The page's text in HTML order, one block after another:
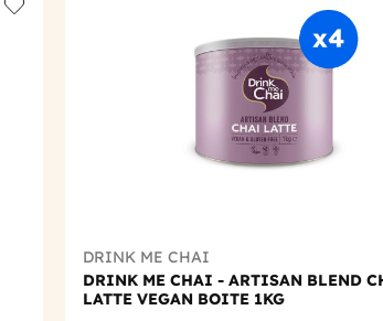
DRINK ME CHAI
DRINK ME CHAI - ARTISAN BLEND
LATTE VEGAN BOITE 1KG